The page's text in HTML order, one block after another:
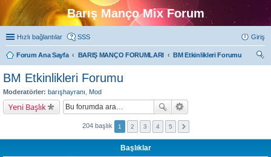
Barış Manço Mix Forum
Hızlı bağlantılar SSS Giriş
Forum Ana Sayfa BARIŞ MANÇO FORUMLARI
BM Etkinlikleri Forumu
BM Etkinlikleri Forumu
Moderatörler: barışhayranı Mod
Yeni Başlık
204 başlık 1 2 3 4 5
Başlıklar